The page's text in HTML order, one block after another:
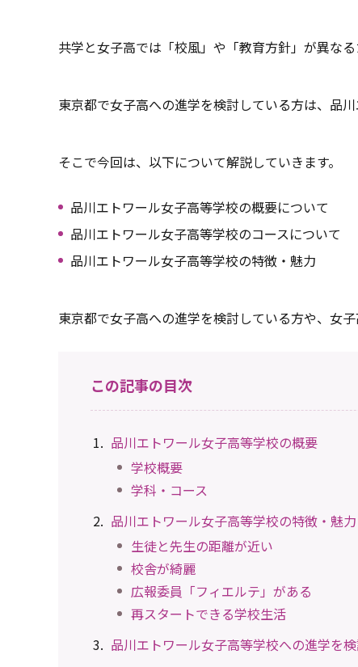
共学と女子高では「校風」や「教育方針」が異な
東京都で女子高への進学を検討している方は、品
そこで今回は、以下について解説していきます。
品川エトワール女子高等学校の概要について
品川エトワール女子高等学校のコースについて
品川エトワール女子高等学校の特徴・魅力
東京都で女子高への進学を検討している方や、女
この記事の目次
品川エトワール女子高等学校の概要
学校概要
学科・コース
品川エトワール女子高等学校の特徴・魅力
生徒と先生の距離が近い
校舎が綺麗
広報委員「フィエルテ」がある
再スタートできる学校生活
品川エトワール女子高等学校への進学を